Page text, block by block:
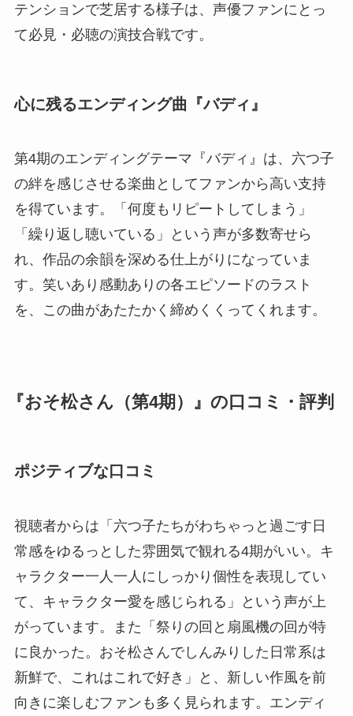
テンションで芝居する様子は、声優ファンにとっ
て必見・必聴の演技合戦です。
心に残るエンディング曲『バディ』
第4期のエンディングテーマ『バディ』は、六つ子
の絆を感じさせる楽曲としてファンから高い支持
を得ています。「何度もリピートしてしまう」
「繰り返し聴いている」という声が多数寄せら
れ、作品の余韻を深める仕上がりになっていま
す。笑いあり感動ありの各エピソードのラスト
を、この曲があたたかく締めくくってくれます。
『おそ松さん（第4期）』の口コミ・評判
ポジティブな口コミ
視聴者からは「六つ子たちがわちゃっと過ごす日
常感をゆるっとした雰囲気で観れる4期がいい。キ
ャラクター一人一人にしっかり個性を表現してい
て、キャラクター愛を感じられる」という声が上
がっています。また「祭りの回と扇風機の回が特
に良かった。おそ松さんでしんみりした日常系は
新鮮で、これはこれで好き」と、新しい作風を前
向きに楽しむファンも多く見られます。エンディ